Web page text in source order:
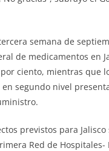
semana de
de medicamentos en
ciento, mientras que
segundo nivel
previstos para Jalisco
Red de Hospitales-